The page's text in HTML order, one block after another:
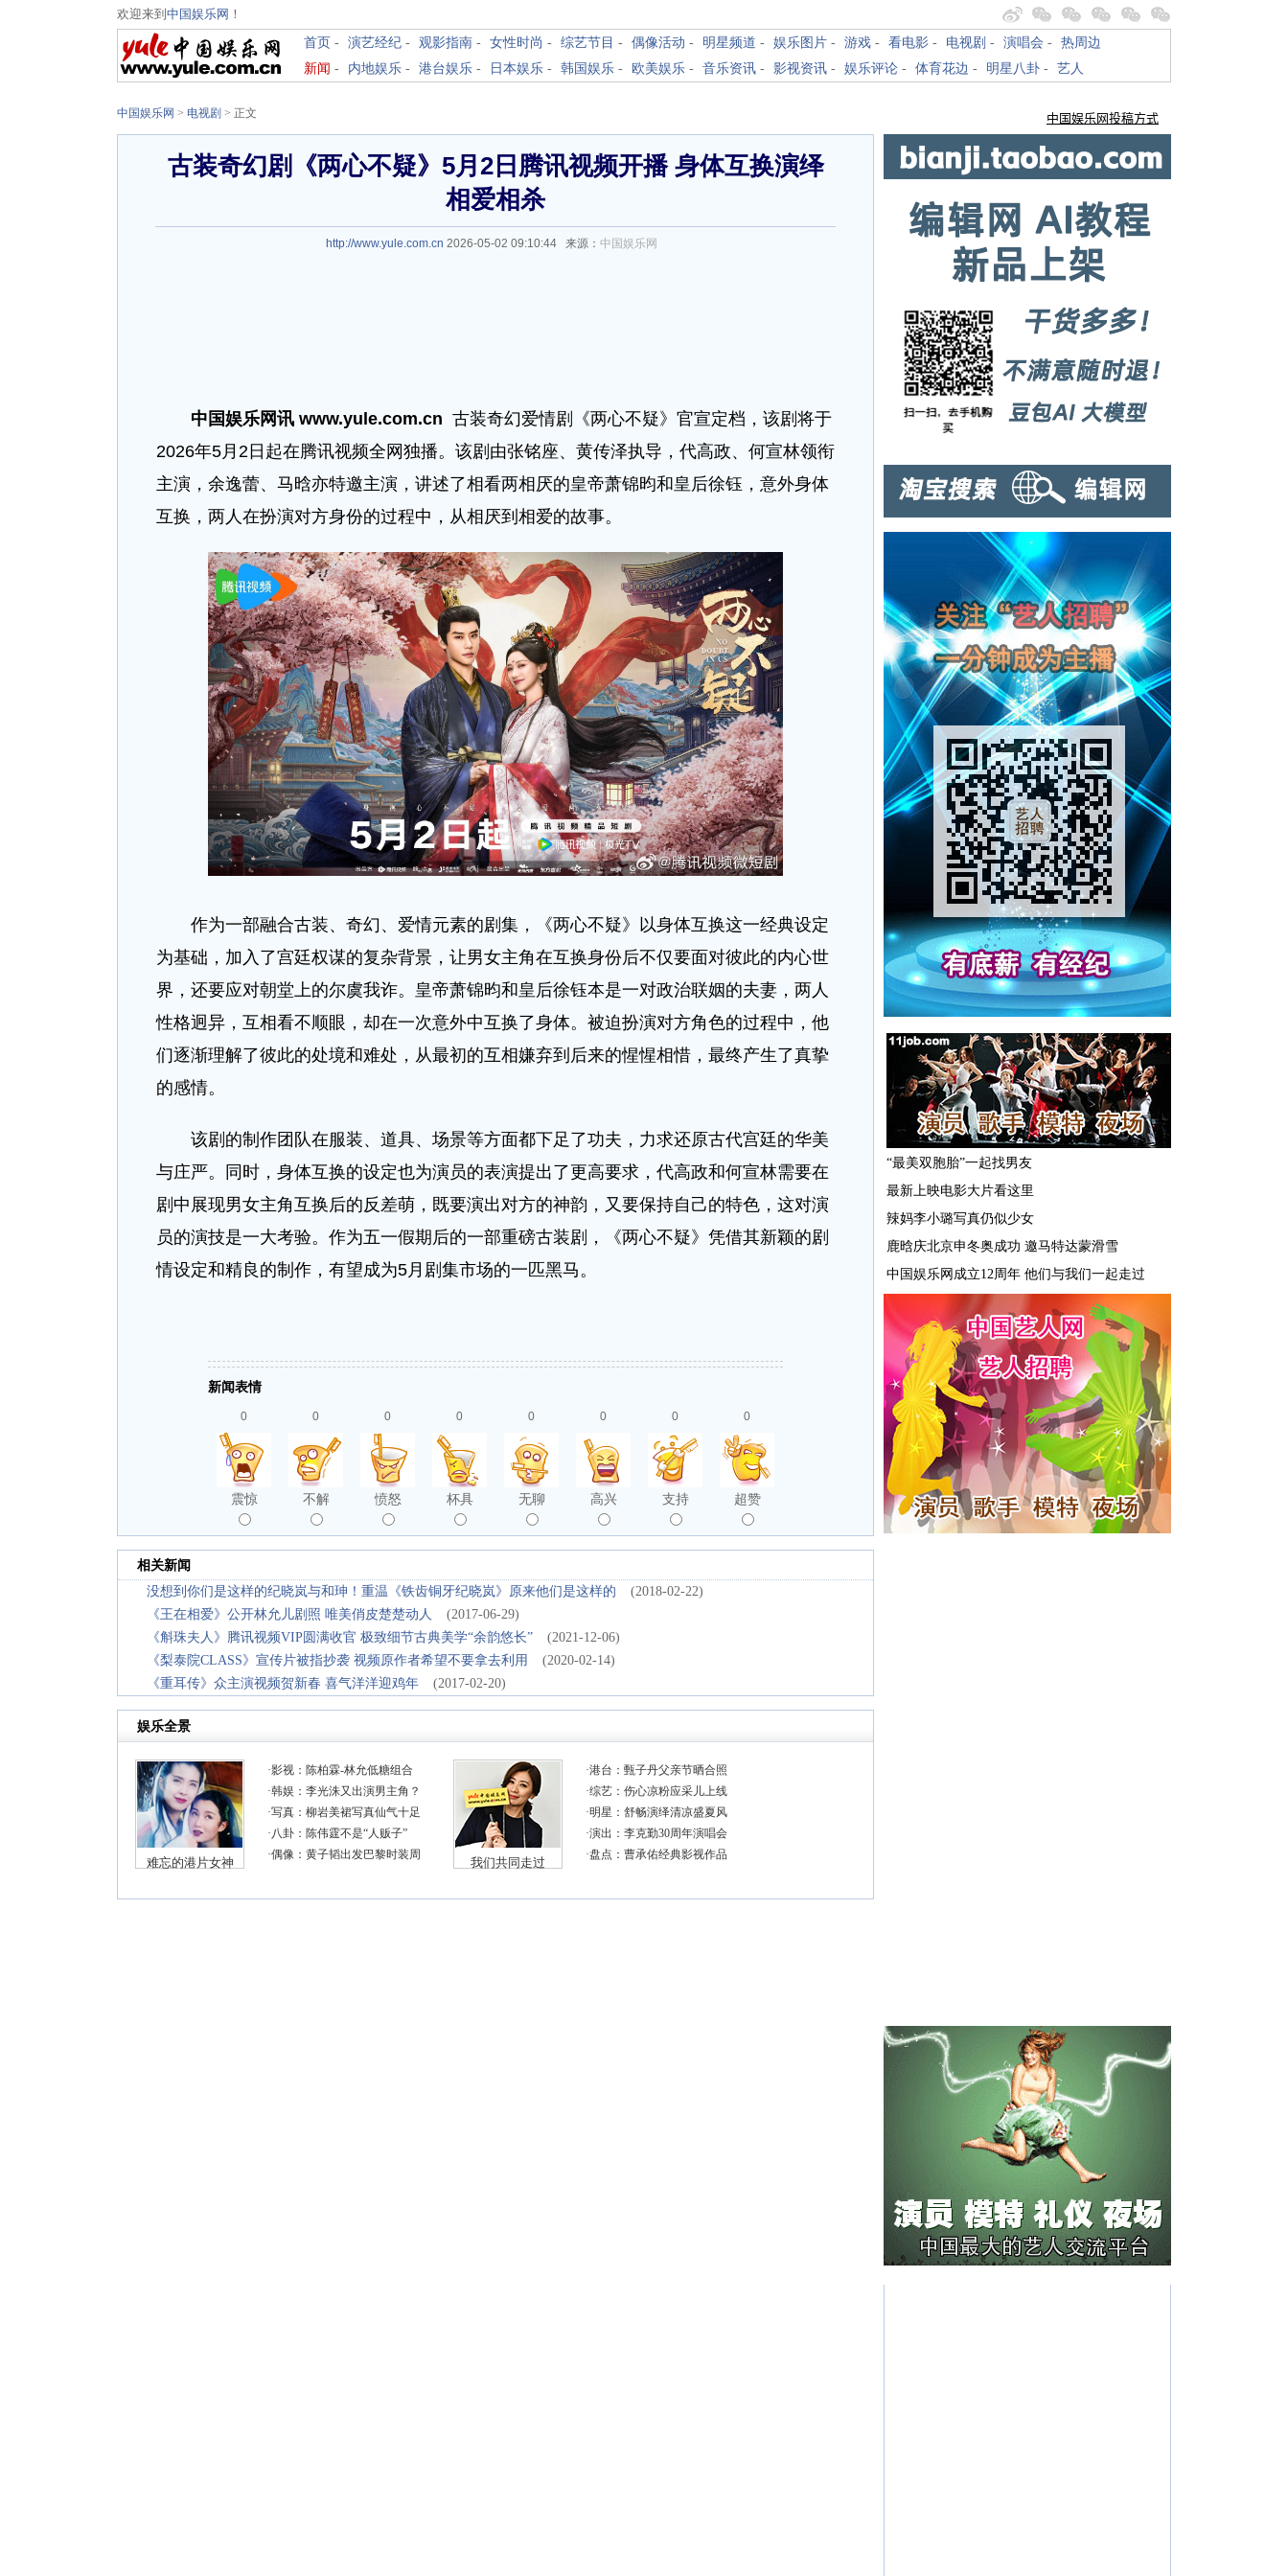
欢迎来到 中国娱乐网 ！
首页 - 演艺经纪 - 观影指南 - 女性时尚 - 综艺节目 - 偶像活动 - 明星频道 - 娱乐图片 - 游戏 - 看电影 - 电视剧 - 演唱会 - 热周边
新闻 - 内地娱乐 - 港台娱乐 - 日本娱乐 - 韩国娱乐 - 欧美娱乐 - 音乐资讯 - 影视资讯 - 娱乐评论 - 体育花边 - 明星八卦 - 艺人
中国娱乐网 > 电视剧 > 正文
古装奇幻剧《两心不疑》5月2日腾讯视频开播 身体互换演绎
相爱相杀
http://www.yule.com.cn 2026-05-02 09:10:44 来源： 中国娱乐网
中国娱乐网讯 www.yule.com.cn 古装奇幻爱情剧《两心不疑》官宣定档，该剧将于
2026年5月2日起在腾讯视频全网独播。该剧由张铭座、黄传泽执导，代高政、何宣林领衔
主演，余逸蕾、马晗亦特邀主演，讲述了相看两相厌的皇帝萧锦昀和皇后徐钰，意外身体
互换，两人在扮演对方身份的过程中，从相厌到相爱的故事。
作为一部融合古装、奇幻、爱情元素的剧集，《两心不疑》以身体互换这一经典设定
为基础，加入了宫廷权谋的复杂背景，让男女主角在互换身份后不仅要面对彼此的内心世
界，还要应对朝堂上的尔虞我诈。皇帝萧锦昀和皇后徐钰本是一对政治联姻的夫妻，两人
性格迥异，互相看不顺眼，却在一次意外中互换了身体。被迫扮演对方角色的过程中，他
们逐渐理解了彼此的处境和难处，从最初的互相嫌弃到后来的惺惺相惜，最终产生了真挚
的感情。
该剧的制作团队在服装、道具、场景等方面都下足了功夫，力求还原古代宫廷的华美
与庄严。同时，身体互换的设定也为演员的表演提出了更高要求，代高政和何宣林需要在
剧中展现男女主角互换后的反差萌，既要演出对方的神韵，又要保持自己的特色，这对演
员的演技是一大考验。作为五一假期后的一部重磅古装剧，《两心不疑》凭借其新颖的剧
情设定和精良的制作，有望成为5月剧集市场的一匹黑马。
新闻表情
0
震惊
0
不解
0
愤怒
0
杯具
0
无聊
0
高兴
0
支持
0
超赞
相关新闻
没想到你们是这样的纪晓岚与和珅！重温《铁齿铜牙纪晓岚》原来他们是这样的
(2018-02-22)
《王在相爱》公开林允儿剧照 唯美俏皮楚楚动人
(2017-06-29)
《斛珠夫人》腾讯视频VIP圆满收官 极致细节古典美学“余韵悠长”
(2021-12-06)
《梨泰院CLASS》宣传片被指抄袭 视频原作者希望不要拿去利用
(2020-02-14)
《重耳传》众主演视频贺新春 喜气洋洋迎鸡年
(2017-02-20)